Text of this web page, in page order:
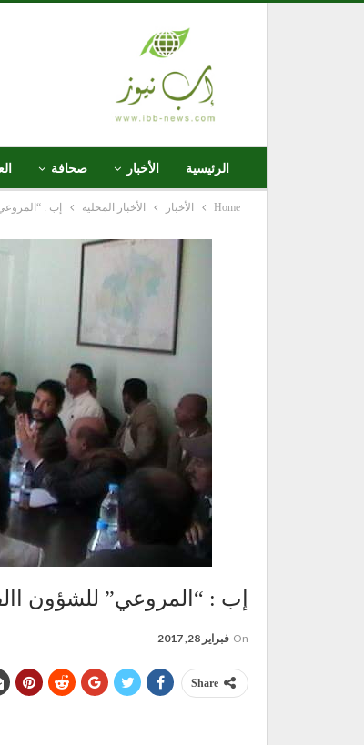
الرئيسية الأخبار صحافة
Home الأخبار الأخبار المحلية إب :
إب : “المروعي” للشؤون
On فبراير 28, 2017
Share